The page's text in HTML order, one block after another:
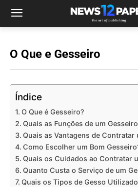
O Que e Gesseiro
Índice
O Que é Gesseiro?
Quais as Funções de um
Quais as Vantagens de Contratar
Como Escolher um Bom
Quais os Cuidados ao Contratar
Quanto Custa o Serviço de um
Quais os Tipos de Gesso